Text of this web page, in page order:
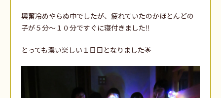
興奮冷めやらぬ中でしたが、疲れていたのかほとんどの
子が５分～１０分ですぐに寝付きました‼️
とっても濃い楽しい１日目となりました🌟